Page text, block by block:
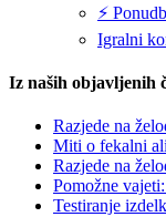
⚡
Igralni
Iz naših objavljenih
Razjede na
Miti o fekalni
Razjede na
Pomožne
Testiranje